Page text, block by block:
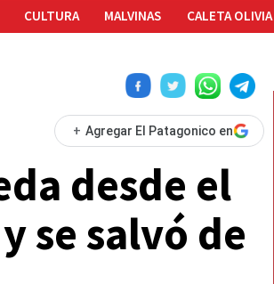
CULTURA MALVINAS CALETA OLIVIA
+ Agregar El Patagonico en
desde el
se salvó de